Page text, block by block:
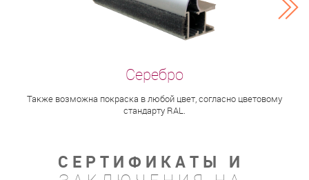
Также возможна покраска в любой цвет, согласно цветовому
стандарту RAL.
СЕРТИФИКАТЫ И